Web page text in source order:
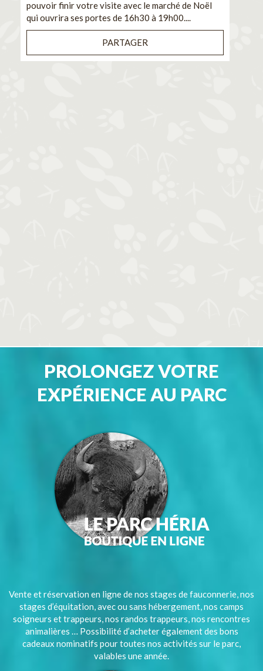
pouvoir finir votre visite avec le marché de Noël
qui ouvrira ses portes de 16h30 à 19h00....
PARTAGER
PROLONGEZ VOTRE
EXPÉRIENCE AU PARC
Vente et réservation en ligne de nos stages de fauconnerie, nos
stages d’équitation, avec ou sans hébergement, nos camps
soigneurs et trappeurs, nos randos trappeurs, nos rencontres
animalières … Possibilité d’acheter également des bons
cadeaux nominatifs pour toutes nos activités sur le parc,
valables une année.